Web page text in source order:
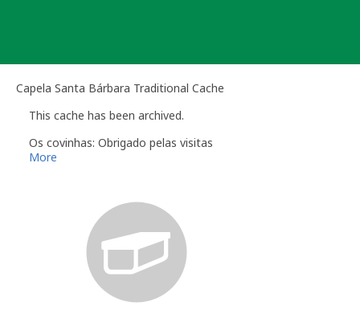
Capela Santa Bárbara Traditional Cache
This cache has been archived.
Os covinhas: Obrigado pelas visitas
More